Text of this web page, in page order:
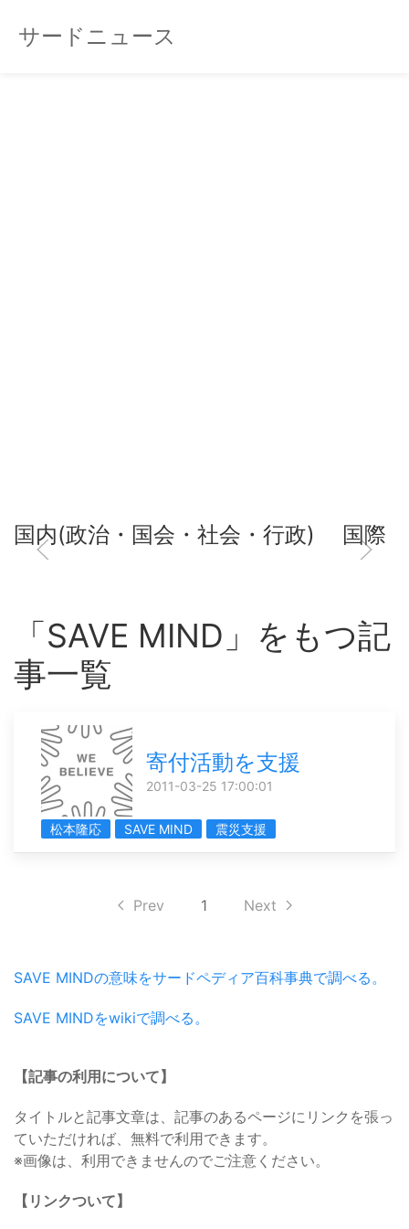
サードニュース
国内(政治・国会・社会・行政) 国際
「SAVE MIND」をもつ記
事一覧
寄付活動を支援
2011-03-25 17:00:01
松本隆応 SAVE MIND 震災支援
Prev 1 Next
SAVE MINDの意味をサードペディア百科事典で調べる。
SAVE MINDをwikiで調べる。
【記事の利用について】
タイトルと記事文章は、記事のあるページにリンクを張っ
ていただければ、無料で利用できます。
※画像は、利用できませんのでご注意ください。
【リンクついて】